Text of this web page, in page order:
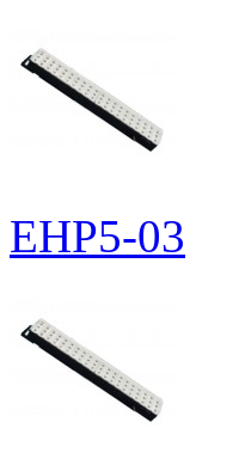
EHP5-03